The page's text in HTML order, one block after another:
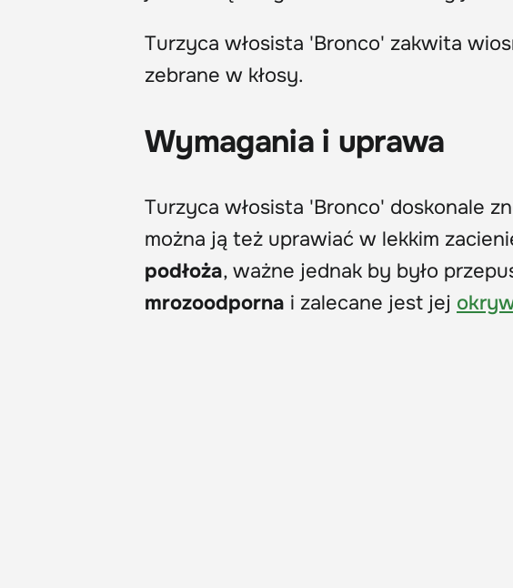
Turzyca włosista 'Bronco' zakwita
zebrane w kłosy.
Wymagania i uprawa
Turzyca włosista 'Bronco' doskonale
można ją też uprawiać w lekkim
podłoża, ważne jednak by było
mrozoodporna i zalecane jest jej